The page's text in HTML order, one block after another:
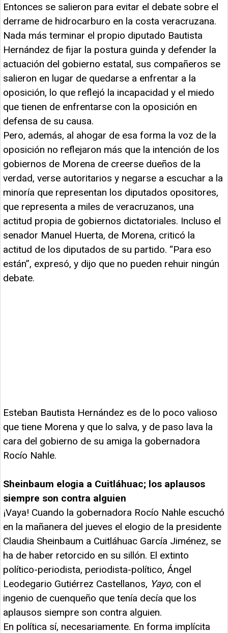
Entonces se salieron para evitar el debate sobre el
derrame de hidrocarburo en la costa veracruzana.
Nada más terminar el propio diputado Bautista
Hernández de fijar la postura guinda y defender la
actuación del gobierno estatal, sus compañeros se
salieron en lugar de quedarse a enfrentar a la
oposición, lo que reflejó la incapacidad y el miedo
que tienen de enfrentarse con la oposición en
defensa de su causa.
Pero, además, al ahogar de esa forma la voz de la
oposición no reflejaron más que la intención de los
gobiernos de Morena de creerse dueños de la
verdad, verse autoritarios y negarse a escuchar a la
minoría que representan los diputados opositores,
que representa a miles de veracruzanos, una
actitud propia de gobiernos dictatoriales. Incluso el
senador Manuel Huerta, de Morena, criticó la
actitud de los diputados de su partido. “Para eso
están”, expresó, y dijo que no pueden rehuir ningún
debate.
Esteban Bautista Hernández es de lo poco valioso
que tiene Morena y que lo salva, y de paso lava la
cara del gobierno de su amiga la gobernadora
Rocío Nahle.
Sheinbaum elogia a Cuitláhuac; los aplausos
siempre son contra alguien
¡Vaya! Cuando la gobernadora Rocío Nahle escuchó
en la mañanera del jueves el elogio de la presidente
Claudia Sheinbaum a Cuitláhuac García Jiménez, se
ha de haber retorcido en su sillón. El extinto
político-periodista, periodista-político, Ángel
Leodegario Gutiérrez Castellanos, Yayo, con el
ingenio de cuenqueño que tenía decía que los
aplausos siempre son contra alguien.
En política sí, necesariamente. En forma implícita